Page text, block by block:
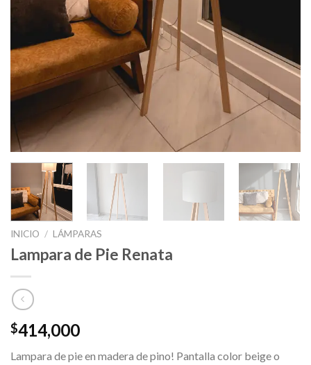
INICIO / LÁMPARAS
Lampara de Pie Renata
$414,000
Lampara de pie en madera de pino! Pantalla color beige o